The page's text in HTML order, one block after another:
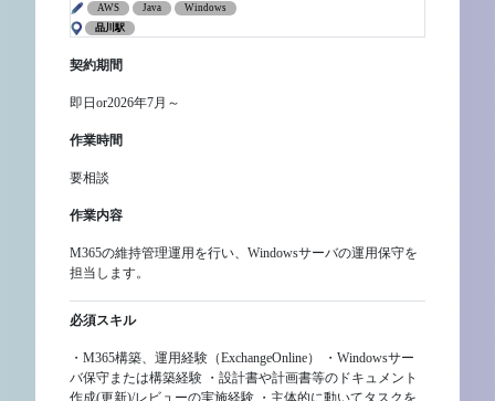
AWS Java
Windows
品川駅
契約期間
即日or2026年7月～
作業時間
要相談
作業内容
M365の維持管理運用を行い、Windowsサーバの運用保守を
担当します。
必須スキル
・M365構築、運用経験（ExchangeOnline） ・Windowsサー
バ保守または構築経験 ・設計書や計画書等のドキュメント
作成(更新)/レビューの実施経験 ・主体的に動いてタスクを